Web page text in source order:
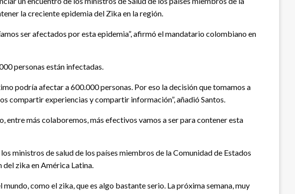
la creciente epidemia del Zika en la región.
ser afectados por esta epidemia”, afirmó el mandatario colombiano en
personas están infectadas.
podría afectar a 600.000 personas. Por eso la decisión que tomamos a
compartir experiencias y compartir información”, añadió Santos.
entre más colaboremos, más efectivos vamos a ser para contener esta
ministros de salud de los países miembros de la Comunidad de Estados
del zika en América Latina.
como el zika, que es algo bastante serio. La próxima semana, muy